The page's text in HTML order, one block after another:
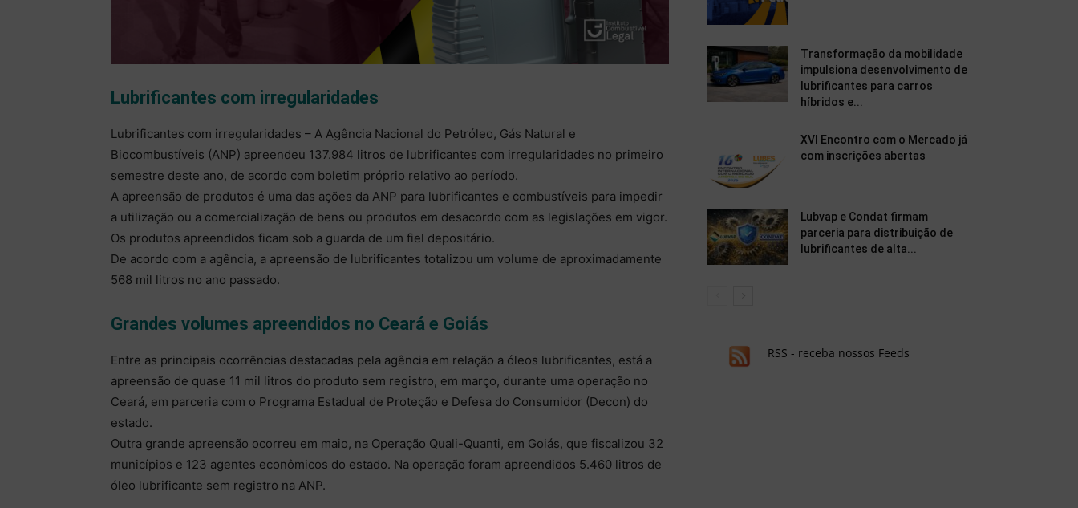
Lubrificantes com irregularidades
Lubrificantes com irregularidades – A Agência Nacional do Petróleo, Gás Natural e
Biocombustíveis (ANP) apreendeu 137.984 litros de lubrificantes com irregularidades no primeiro
semestre deste ano, de acordo com boletim próprio relativo ao período.
A apreensão de produtos é uma das ações da ANP para lubrificantes e combustíveis para impedir
a utilização ou a comercialização de bens ou produtos em desacordo com as legislações em vigor.
Os produtos apreendidos ficam sob a guarda de um fiel depositário.
De acordo com a agência, a apreensão de lubrificantes totalizou um volume de aproximadamente
568 mil litros no ano passado.
Grandes volumes apreendidos no Ceará e Goiás
Entre as principais ocorrências destacadas pela agência em relação a óleos lubrificantes, está a
apreensão de quase 11 mil litros do produto sem registro, em março, durante uma operação no
Ceará, em parceria com o Programa Estadual de Proteção e Defesa do Consumidor (Decon) do
estado.
Outra grande apreensão ocorreu em maio, na Operação Quali-Quanti, em Goiás, que fiscalizou 32
municípios e 123 agentes econômicos do estado. Na operação foram apreendidos 5.460 litros de
óleo lubrificante sem registro na ANP.
Transformação da mobilidade
impulsiona desenvolvimento de
lubrificantes para carros
híbridos e...
XVI Encontro com o Mercado já
com inscrições abertas
Lubvap e Condat firmam
parceria para distribuição de
lubrificantes de alta...
RSS - receba nossos Feeds